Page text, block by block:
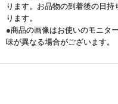
ります。お品物の到着後の日
ります。
●商品の画像はお使いのモニタ
味が異なる場合がございます。